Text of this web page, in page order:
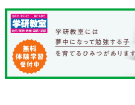
英語
習い事
知育
料理
マネー
健康